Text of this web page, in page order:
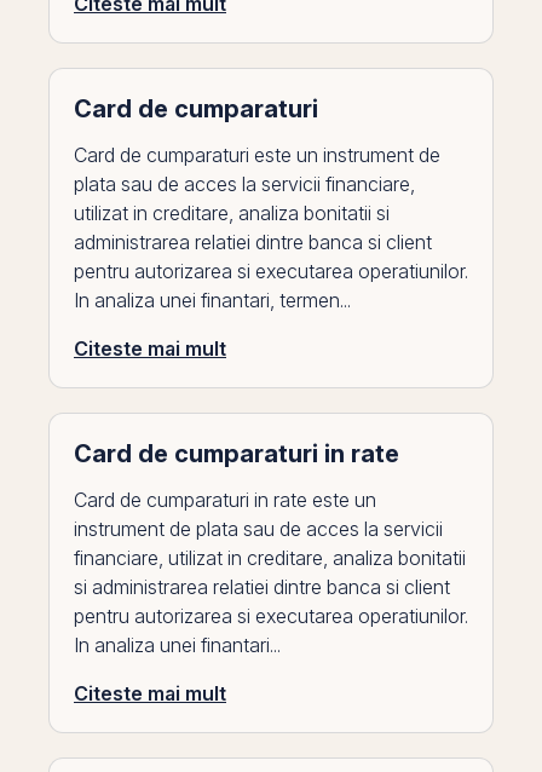
Card de cumparaturi
Card de cumparaturi este un instrument de
plata sau de acces la servicii financiare,
utilizat in creditare, analiza bonitatii si
administrarea relatiei dintre banca si client
pentru autorizarea si executarea operatiunilor.
In analiza unei finantari, termen...
Citeste mai mult
Card de cumparaturi in rate
Card de cumparaturi in rate este un
instrument de plata sau de acces la servicii
financiare, utilizat in creditare, analiza bonitatii
si administrarea relatiei dintre banca si client
pentru autorizarea si executarea operatiunilor.
In analiza unei finantari...
Citeste mai mult